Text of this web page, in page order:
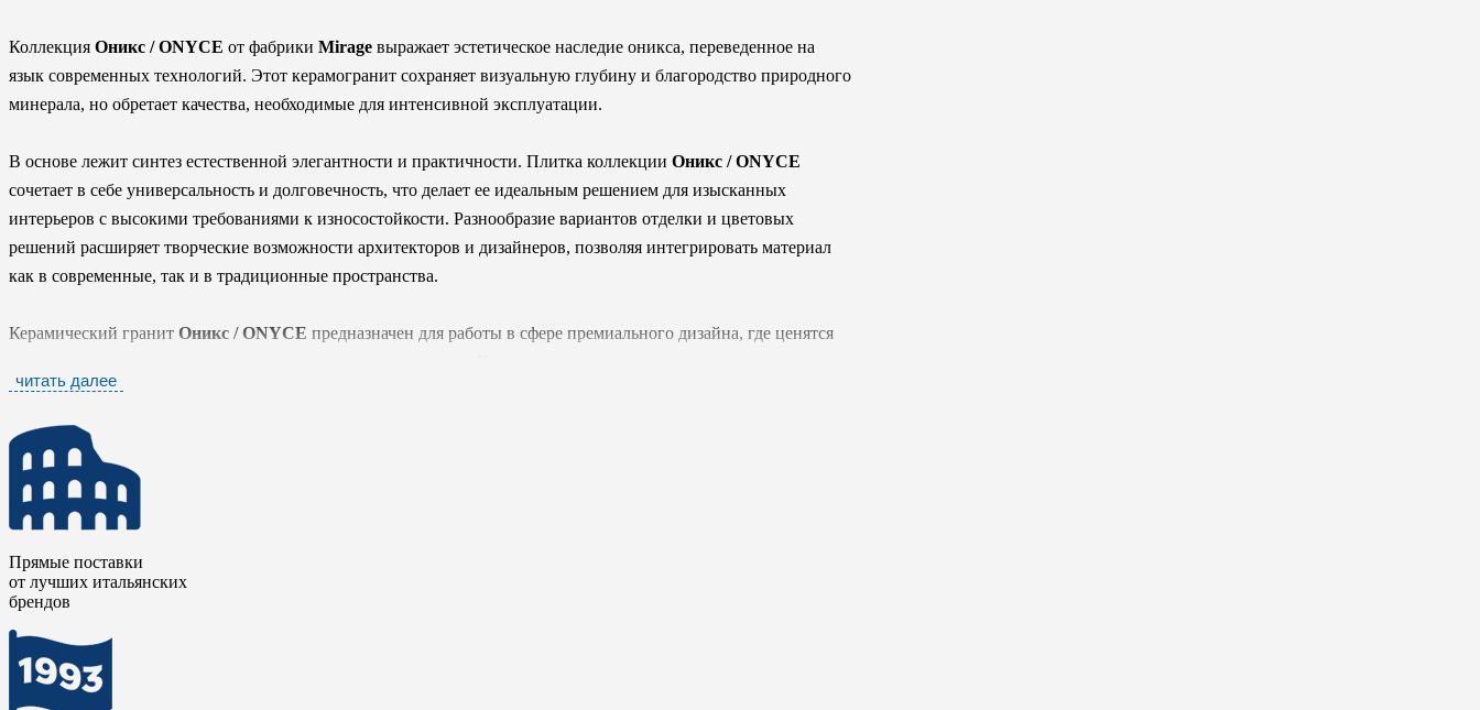
Коллекция Оникс / ONYCE от фабрики Mirage выражает эстетическое наследие оникса, переведенное на
язык современных технологий. Этот керамогранит сохраняет визуальную глубину и благородство природного
минерала, но обретает качества, необходимые для интенсивной эксплуатации.
В основе лежит синтез естественной элегантности и практичности. Плитка коллекции Оникс / ONYCE
сочетает в себе универсальность и долговечность, что делает ее идеальным решением для изысканных
интерьеров с высокими требованиями к износостойкости. Разнообразие вариантов отделки и цветовых
решений расширяет творческие возможности архитекторов и дизайнеров, позволяя интегрировать материал
как в современные, так и в традиционные пространства.
Керамический гранит Оникс / ONYCE предназначен для работы в сфере премиального дизайна, где ценятся
исторического богатства с визуальным языком, обращенным в будущее.
читать далее
Прямые поставки
от лучших итальянских
брендов